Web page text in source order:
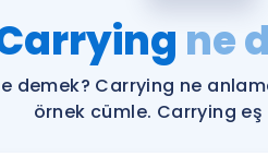
ne
demek? Carrying ne
örnek cümle. Carrying eş